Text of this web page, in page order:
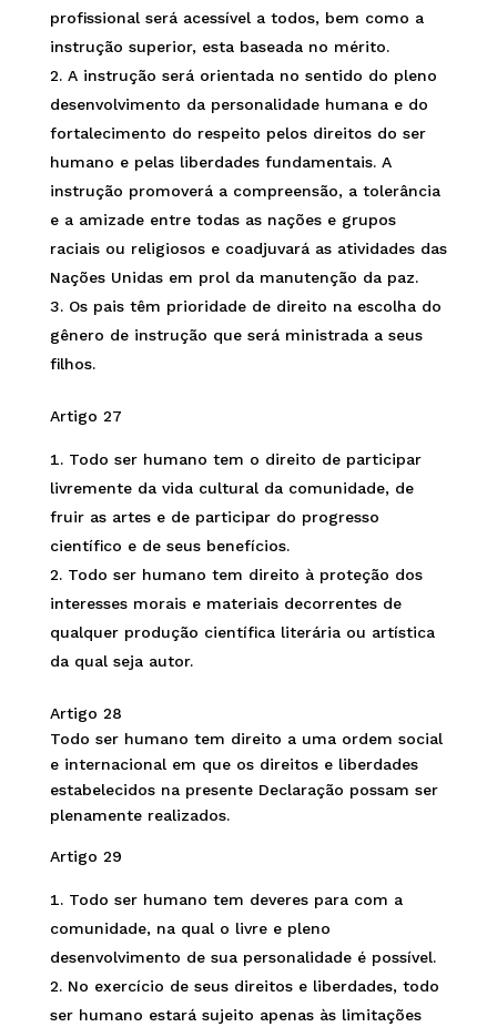
profissional será acessível a todos, bem como a
instrução superior, esta baseada no mérito.
A instrução será orientada no sentido do pleno
desenvolvimento da personalidade humana e do
fortalecimento do respeito pelos direitos do ser
humano e pelas liberdades fundamentais. A
instrução promoverá a compreensão, a tolerância
e a amizade entre todas as nações e grupos
raciais ou religiosos e coadjuvará as atividades das
Nações Unidas em prol da manutenção da paz.
Os pais têm prioridade de direito na escolha do
gênero de instrução que será ministrada a seus
filhos.
Artigo 27
Todo ser humano tem o direito de participar
livremente da vida cultural da comunidade, de
fruir as artes e de participar do progresso
científico e de seus benefícios.
Todo ser humano tem direito à proteção dos
interesses morais e materiais decorrentes de
qualquer produção científica literária ou artística
da qual seja autor.
Artigo 28
Todo ser humano tem direito a uma ordem social
e internacional em que os direitos e liberdades
estabelecidos na presente Declaração possam ser
plenamente realizados.
Artigo 29
Todo ser humano tem deveres para com a
comunidade, na qual o livre e pleno
desenvolvimento de sua personalidade é possível.
No exercício de seus direitos e liberdades, todo
ser humano estará sujeito apenas às limitações